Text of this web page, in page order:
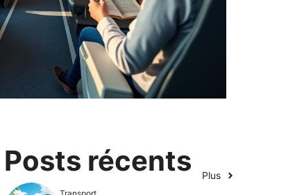
Posts récents Plus